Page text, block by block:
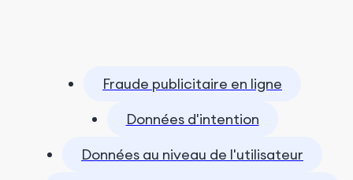
Fraude publicitaire en ligne
Données d'intention
Données au niveau de l'utilisateur